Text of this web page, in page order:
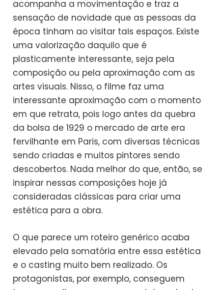
acompanha a movimentação e traz a
sensação de novidade que as pessoas da
época tinham ao visitar tais espaços. Existe
uma valorização daquilo que é
plasticamente interessante, seja pela
composição ou pela aproximação com as
artes visuais. Nisso, o filme faz uma
interessante aproximação com o momento
em que retrata, pois logo antes da quebra
da bolsa de 1929 o mercado de arte era
fervilhante em Paris, com diversas técnicas
sendo criadas e muitos pintores sendo
descobertos. Nada melhor do que, então, se
inspirar nessas composições hoje já
consideradas clássicas para criar uma
estética para a obra.
O que parece um roteiro genérico acaba
elevado pela somatória entre essa estética
e o casting muito bem realizado. Os
protagonistas, por exemplo, conseguem